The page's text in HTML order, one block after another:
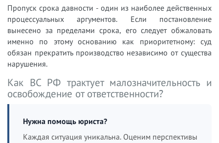
Пропуск срока давности - один из наиболее действенных
процессуальных аргументов. Если постановление
вынесено за пределами срока, его следует обжаловать
именно по этому основанию как приоритетному: суд
обязан прекратить производство независимо от существа
нарушения.
Как ВС РФ трактует малозначительность и
освобождение от ответственности?
Нужна помощь юриста?
Каждая ситуация уникальна. Оценим перспективы